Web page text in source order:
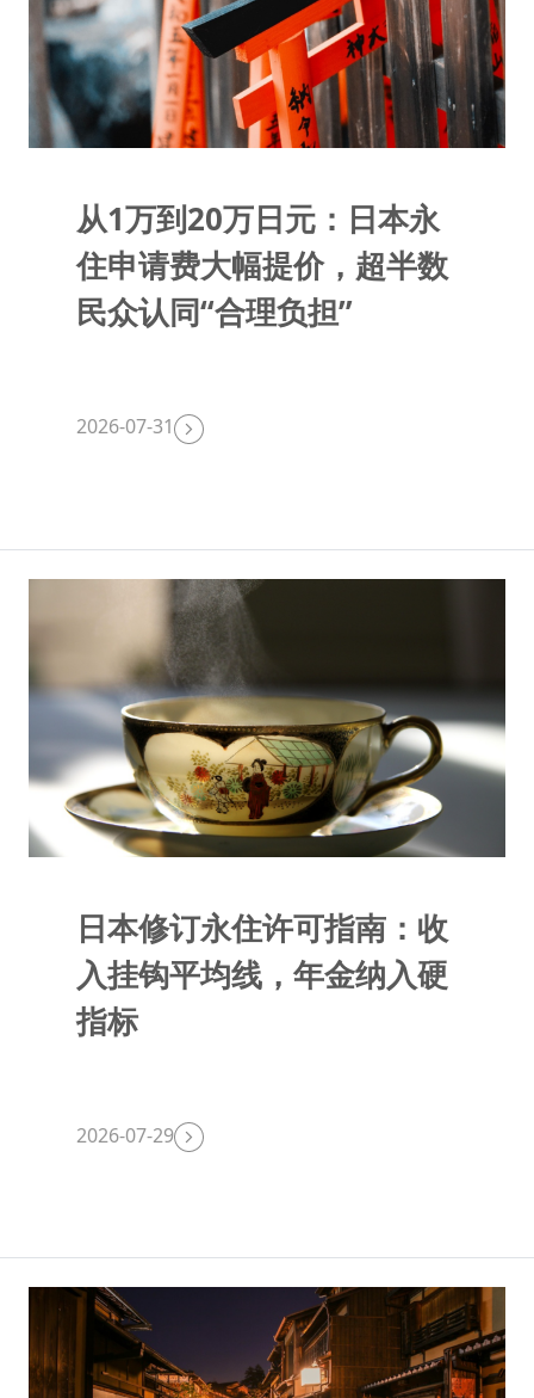
从1万到20万日元：日本永
住申请费大幅提价，超半数
民众认同“合理负担”
2026-07-31
日本修订永住许可指南：收
入挂钩平均线，年金纳入硬
指标
2026-07-29